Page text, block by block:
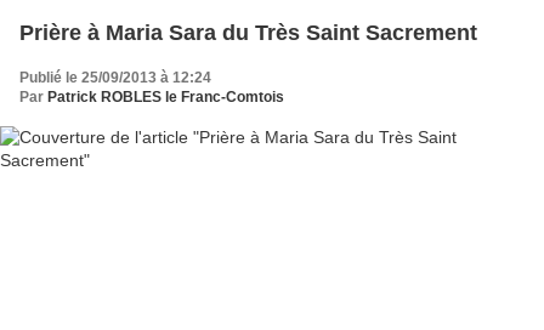
Prière à Maria Sara du Très Saint Sacrement
Publié le 25/09/2013 à 12:24
Par Patrick ROBLES le Franc-Comtois